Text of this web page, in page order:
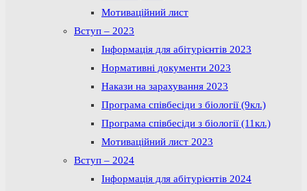
Мотиваційний лист
Вступ – 2023
Інформація для абітурієнтів 2023
Нормативні документи 2023
Накази на зарахування 2023
Програма співбесіди з біології (9кл.)
Програма співбесіди з біології (11кл.)
Мотиваційний лист 2023
Вступ – 2024
Інформація для абітурієнтів 2024